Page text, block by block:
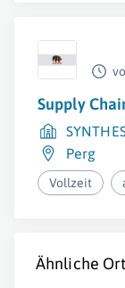
Supply
Perg
Vollzeit
Ähnliche